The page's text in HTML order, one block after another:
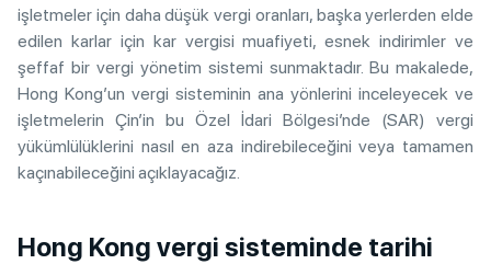
işletmeler için daha düşük vergi oranları, başka yerlerden elde
edilen karlar için kar vergisi muafiyeti, esnek indirimler ve
şeffaf bir vergi yönetim sistemi sunmaktadır. Bu makalede,
Hong Kong’un vergi sisteminin ana yönlerini inceleyecek ve
işletmelerin Çin’in bu Özel İdari Bölgesi’nde (SAR) vergi
yükümlülüklerini nasıl en aza indirebileceğini veya tamamen
kaçınabileceğini açıklayacağız.
Hong Kong vergi sisteminde tarihi